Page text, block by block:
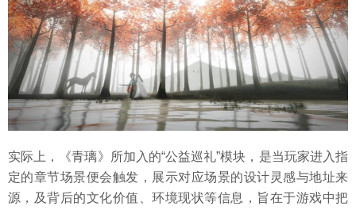
实际上，《青璃》所加入的“公益巡礼”模块，是当玩家进入指
定的章节场景便会触发，展示对应场景的设计灵感与地址来
源，及背后的文化价值、环境现状等信息，旨在于游戏中把